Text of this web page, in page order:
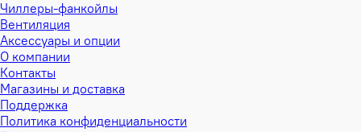
Чиллеры-фанкойлы
Вентиляция
Аксессуары и опции
О компании
Контакты
Магазины и доставка
Поддержка
Политика конфиденциальности